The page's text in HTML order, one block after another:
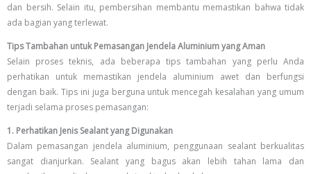
dan bersih. Selain itu, pembersihan membantu memastikan bahwa tidak
ada bagian yang terlewat.
Tips Tambahan untuk Pemasangan Jendela Aluminium yang Aman
Selain proses teknis, ada beberapa tips tambahan yang perlu Anda
perhatikan untuk memastikan jendela aluminium awet dan berfungsi
dengan baik. Tips ini juga berguna untuk mencegah kesalahan yang umum
terjadi selama proses pemasangan:
1. Perhatikan Jenis Sealant yang Digunakan
Dalam pemasangan jendela aluminium, penggunaan sealant berkualitas
sangat dianjurkan. Sealant yang bagus akan lebih tahan lama dan